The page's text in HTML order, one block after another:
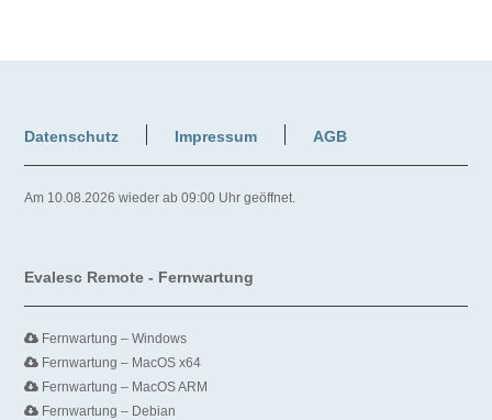
Datenschutz Impressum AGB
Am 10.08.2026 wieder ab 09:00 Uhr geöffnet.
Evalesc Remote - Fernwartung
Fernwartung – Windows
Fernwartung – MacOS x64
Fernwartung – MacOS ARM
Fernwartung – Debian